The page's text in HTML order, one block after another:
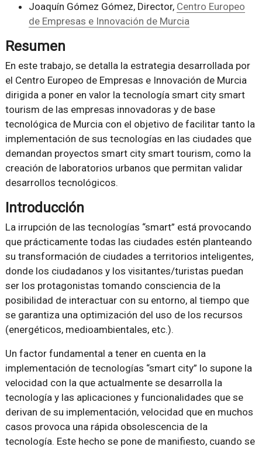
Joaquín Gómez Gómez, Director, Centro Europeo
de Empresas e Innovación de Murcia
Resumen
En este trabajo, se detalla la estrategia desarrollada por
el Centro Europeo de Empresas e Innovación de Murcia
dirigida a poner en valor la tecnología smart city smart
tourism de las empresas innovadoras y de base
tecnológica de Murcia con el objetivo de facilitar tanto la
implementación de sus tecnologías en las ciudades que
demandan proyectos smart city smart tourism, como la
creación de laboratorios urbanos que permitan validar
desarrollos tecnológicos.
Introducción
La irrupción de las tecnologías “smart” está provocando
que prácticamente todas las ciudades estén planteando
su transformación de ciudades a territorios inteligentes,
donde los ciudadanos y los visitantes/turistas puedan
ser los protagonistas tomando consciencia de la
posibilidad de interactuar con su entorno, al tiempo que
se garantiza una optimización del uso de los recursos
(energéticos, medioambientales, etc.).
Un factor fundamental a tener en cuenta en la
implementación de tecnologías “smart city” lo supone la
velocidad con la que actualmente se desarrolla la
tecnología y las aplicaciones y funcionalidades que se
derivan de su implementación, velocidad que en muchos
casos provoca una rápida obsolescencia de la
tecnología. Este hecho se pone de manifiesto, cuando se